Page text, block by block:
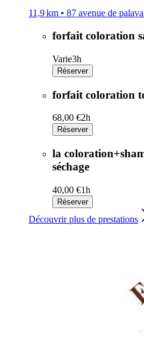
11,9 km • 87 avenue de
forfait coloration
Varie3h
Réserver
forfait coloration
68,00 €2h
Réserver
la
séchage
40,00 €1h
Réserver
Découvrir plus de prestations